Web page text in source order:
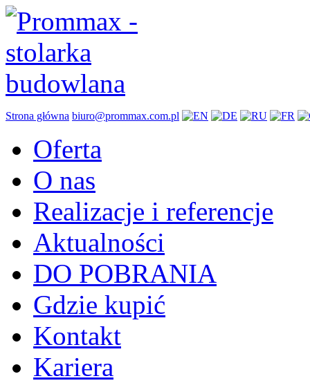
Strona główna biuro@prommax.com.pl
Oferta
O nas
Realizacje i referencje
Aktualności
DO POBRANIA
Gdzie kupić
Kontakt
Kariera